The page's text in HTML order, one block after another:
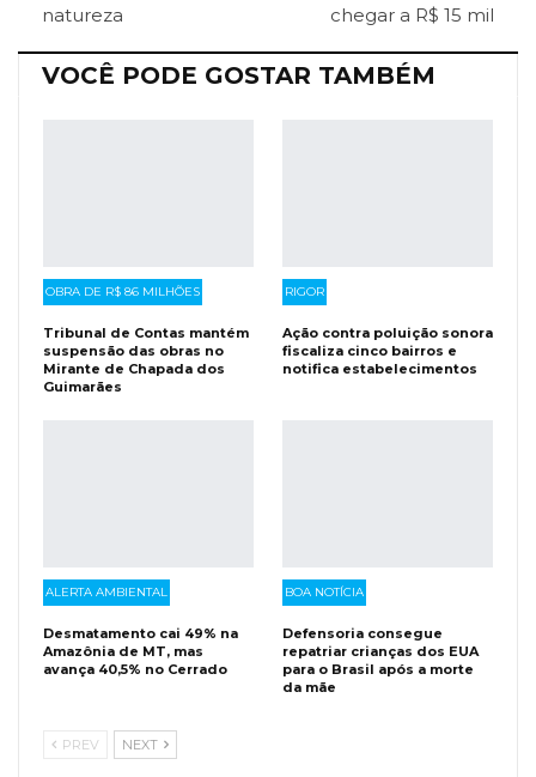
natureza
chegar a R$ 15 mil
VOCÊ PODE GOSTAR TAMBÉM
OBRA DE R$ 86 MILHÕES
Tribunal de Contas mantém
suspensão das obras no
Mirante de Chapada dos
Guimarães
RIGOR
Ação contra poluição sonora
fiscaliza cinco bairros e
notifica estabelecimentos
ALERTA AMBIENTAL
Desmatamento cai 49% na
Amazônia de MT, mas
avança 40,5% no Cerrado
BOA NOTÍCIA
Defensoria consegue
repatriar crianças dos EUA
para o Brasil após a morte
da mãe
PREV NEXT